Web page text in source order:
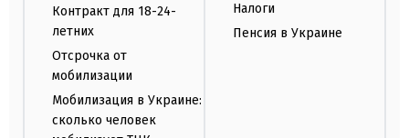
Контракт для 18-24-
летних
Отсрочка от
мобилизации
Мобилизация в Украине:
сколько человек
Налоги
Пенсия в Украине